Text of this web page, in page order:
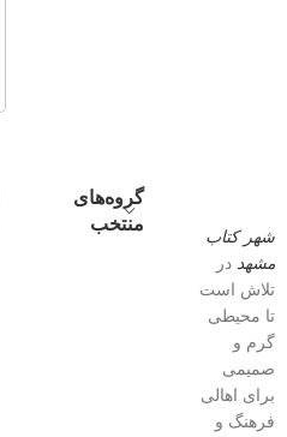
شهر کتاب
مشهد در
تلاش است
تا محیطی
گرم و
صمیمی
برای اهالی
فرهنگ و
گروه‌های
منتخب